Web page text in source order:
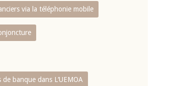
via la téléphonie mobile
banque dans L‘UEMOA